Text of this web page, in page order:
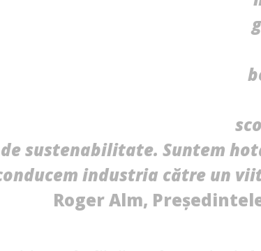
SAMEDAY a finalizat
de sustenabilitate. Suntem
industria către un
Roger Alm,